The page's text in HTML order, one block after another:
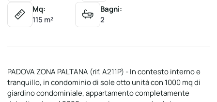
Mq:
115 m²
Bagni:
2
PADOVA ZONA PALTANA (rif. A211P) - In contesto interno e
tranquillo, in condominio di sole otto unità con 1000 mq di
giardino condominiale, appartamento completamente